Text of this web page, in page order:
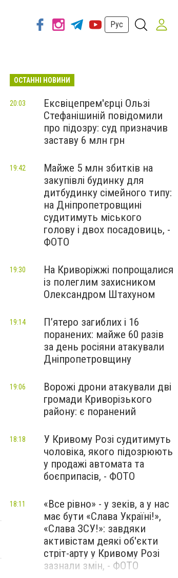
Рус
ОСТАННІ НОВИНИ
Ексвіцепрем'єрці Ользі
Стефанішиній повідомили
про підозру: суд призначив
заставу 6 млн грн
20:03
Майже 5 млн збитків на
закупівлі будинку для
дитбудинку сімейного типу:
на Дніпропетровщині
судитимуть міського
голову і двох посадовиць, -
ФОТО
19:42
На Криворіжжі попрощалися
із полеглим захисником
Олександром Штахуном
19:30
П’ятеро загиблих і 16
поранених: майже 60 разів
за день росіяни атакували
Дніпропетровщину
19:14
Ворожі дрони атакували дві
громади Криворізького
району: є поранений
19:06
У Кривому Розі судитимуть
чоловіка, якого підозрюють
у продажі автомата та
боєприпасів, - ФОТО
18:18
«Все рівно» - у зеків, а у нас
має бути «Слава Україні!»,
«Слава ЗСУ!»: завдяки
активістам деякі об'єкти
стріт-арту у Кривому Розі
зазнали змін, - ФОТО
18:11